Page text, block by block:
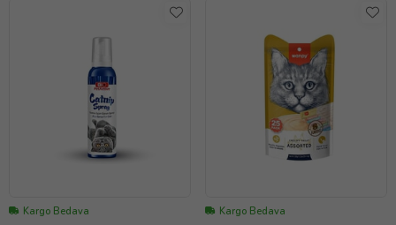
Kargo Bedava Kargo Bedava